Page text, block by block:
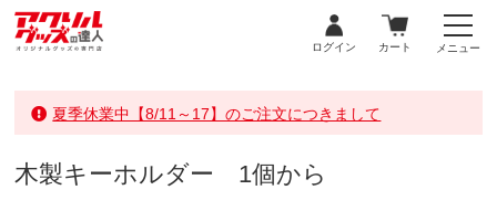
ログイン カート メニュー
夏季休業中【8/11～17】のご注文につきまして
木製キーホルダー 1個から